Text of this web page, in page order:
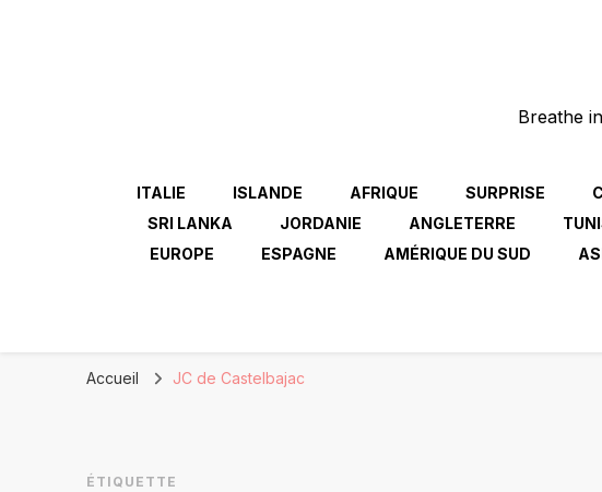
Breathe
ITALIE ISLANDE AFRIQUE SURPRISE
SRI LANKA
JORDANIE ANGLETERRE
EUROPE
ESPAGNE AMÉRIQUE DU SUD
Accueil JC de Castelbajac
ÉTIQUETTE